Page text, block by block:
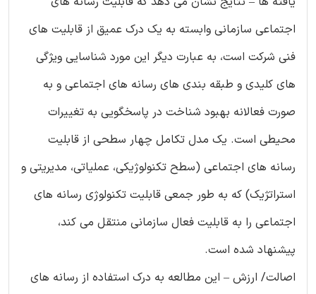
اجتماعی سازمانی وابسته به یک درک عمیق از قابلیت های
فنی شرکت است، به عبارت دیگر این مورد شناسایی ویژگی
های کلیدی و طبقه بندی های رسانه های اجتماعی و به
صورت فعالانه بهبود شناخت در پاسخگویی به تغییرات
محیطی است. یک مدل تکامل چهار سطحی از قابلیت
رسانه های اجتماعی (سطح تکنولوژیکی، عملیاتی، مدیریتی و
استراتژیک) که به طور جمعی قابلیت تکنولوژی رسانه های
اجتماعی را به قابلیت فعال سازمانی منتقل می کند،
پیشنهاد شده است.
اصالت/ ارزش – این مطالعه به درک استفاده از رسانه های